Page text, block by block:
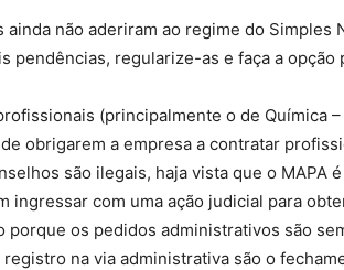
ainda não aderiram ao regime do
pendências, regularize-as e faça a
(principalmente o de Química
obrigarem a empresa a contratar
são ilegais, haja vista que o MAPA
com uma ação judicial para
os pedidos administrativos são
na via administrativa são o